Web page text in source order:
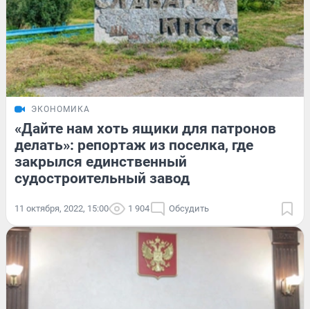
ЭКОНОМИКА
«Дайте нам хоть ящики для патронов
делать»: репортаж из поселка, где
закрылся единственный
судостроительный завод
11 октября, 2022, 15:00 1 904 Обсудить